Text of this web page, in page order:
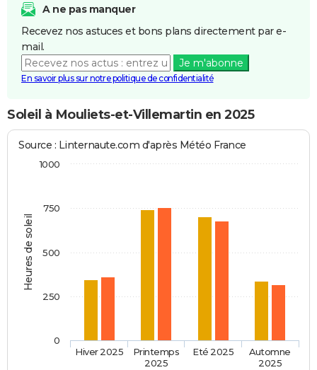
A ne pas manquer
Recevez nos astuces et bons plans directement par e-
mail.
Je m'abonne
En savoir plus sur notre politique de confidentialité
Soleil à Mouliets-et-Villemartin en 2025
Heures de soleil
Source : Linternaute.com d'après Météo France
Hiver 2025
Printemps
2025
Eté 2025
Automne
2025
0
250
500
750
1000